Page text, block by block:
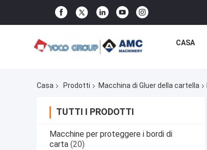
CASA
Casa Prodotti Macchina di Gluer della cartella
TUTTI I PRODOTTI
Macchine per proteggere i bordi di
carta (20)